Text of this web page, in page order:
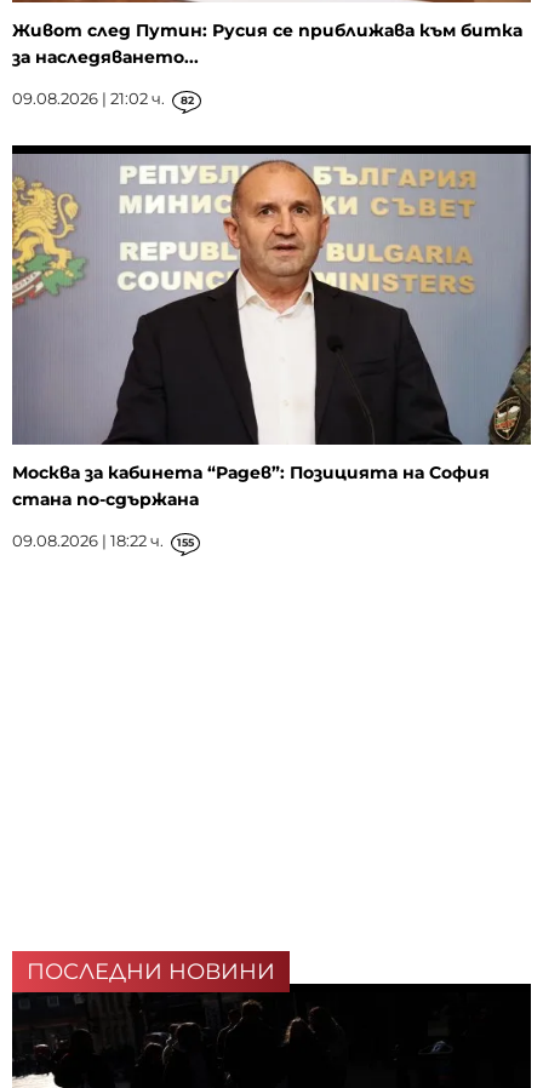
Живот след Путин: Русия се приближава към битка
за наследяването...
09.08.2026 | 21:02 ч. 82
Москва за кабинета “Радев”: Позицията на София
стана по-сдържана
09.08.2026 | 18:22 ч. 155
ПОСЛЕДНИ НОВИНИ